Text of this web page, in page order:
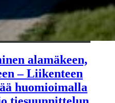
alamäkeen,
– Liikenteen
huomioimalla